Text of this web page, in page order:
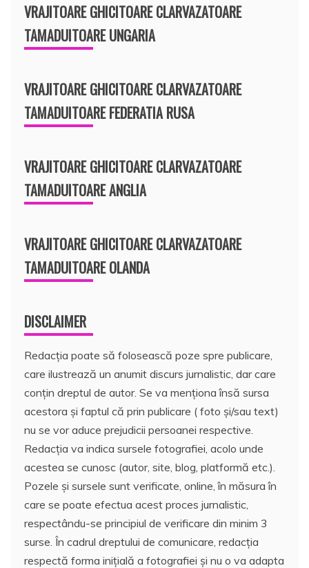
VRAJITOARE GHICITOARE CLARVAZATOARE
TAMADUITOARE UNGARIA
VRAJITOARE GHICITOARE CLARVAZATOARE
TAMADUITOARE FEDERATIA RUSA
VRAJITOARE GHICITOARE CLARVAZATOARE
TAMADUITOARE ANGLIA
VRAJITOARE GHICITOARE CLARVAZATOARE
TAMADUITOARE OLANDA
DISCLAIMER
Redacția poate să folosească poze spre publicare,
care ilustrează un anumit discurs jurnalistic, dar care
conțin dreptul de autor. Se va menționa însă sursa
acestora și faptul că prin publicare ( foto și/sau text)
nu se vor aduce prejudicii persoanei respective.
Redacția va indica sursele fotografiei, acolo unde
acestea se cunosc (autor, site, blog, platformă etc.).
Pozele și sursele sunt verificate, online, în măsura în
care se poate efectua acest proces jurnalistic,
respectându-se principiul de verificare din minim 3
surse. În cadrul dreptului de comunicare, redacția
respectă forma inițială a fotografiei și nu o va adapta